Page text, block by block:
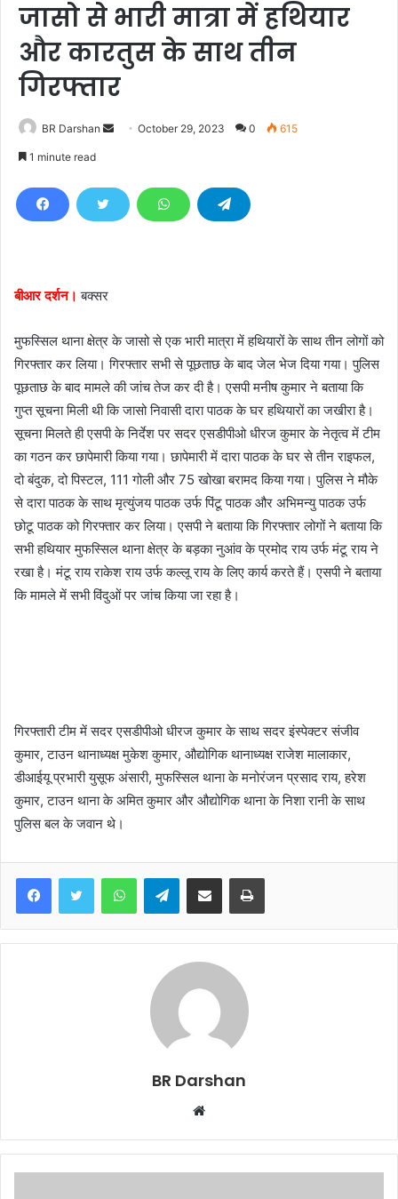
जासो से भारी मात्रा में हथियार
और कारतुस के साथ तीन
गिरफ्तार
BR Darshan
d
l
October 29, 2023 0 615
1 minute read
बीआर दर्शन। बक्सर
मुफस्सिल थाना क्षेत्र के जासो से एक भारी मात्रा में हथियारों के साथ तीन लोगों को
गिरफ्तार कर लिया। गिरफ्तार सभी से पूछताछ के बाद जेल भेज दिया गया। पुलिस
पूछताछ के बाद मामले की जांच तेज कर दी है। एसपी मनीष कुमार ने बताया कि
गुप्त सूचना मिली थी कि जासो निवासी दारा पाठक के घर हथियारों का जखीरा है।
सूचना मिलते ही एसपी के निर्देश पर सदर एसडीपीओ धीरज कुमार के नेतृत्व में टीम
का गठन कर छापेमारी किया गया। छापेमारी में दारा पाठक के घर से तीन राइफल,
दो बंदुक, दो पिस्टल, 111 गोली और 75 खोखा बरामद किया गया। पुलिस ने मौके
से दारा पाठक के साथ मृत्युंजय पाठक उर्फ पिंटू पाठक और अभिमन्यु पाठक उर्फ
छोटू पाठक को गिरफ्तार कर लिया। एसपी ने बताया कि गिरफ्तार लोगों ने बताया कि
सभी हथियार मुफस्सिल थाना क्षेत्र के बड़का नुआंव के प्रमोद राय उर्फ मंटू राय ने
रखा है। मंटू राय राकेश राय उर्फ कल्लू राय के लिए कार्य करते हैं। एसपी ने बताया
कि मामले में सभी विंदुओं पर जांच किया जा रहा है।
गिरफ्तारी टीम में सदर एसडीपीओ धीरज कुमार के साथ सदर इंस्पेक्टर संजीव
कुमार, टाउन थानाध्यक्ष मुकेश कुमार, औद्योगिक थानाध्यक्ष राजेश मालाकार,
डीआईयू प्रभारी युसूफ अंसारी, मुफस्सिल थाना के मनोरंजन प्रसाद राय, हरेश
कुमार, टाउन थाना के अमित कुमार और औद्योगिक थाना के निशा रानी के साथ
पुलिस बल के जवान थे।
Telegram
BR Darshan
b
s